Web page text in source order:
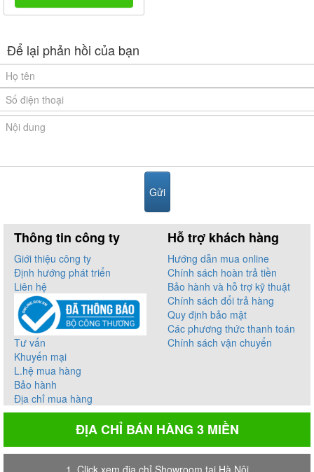
Để lại phản hồi của bạn
Thông tin công ty
Giới thiệu công ty
Định hướng phát triển
Liên hệ
Tư vấn
Khuyến mại
L.hệ mua hàng
Bảo hành
Địa chỉ mua hàng
Hỗ trợ khách hàng
Hướng dẫn mua online
Chính sách hoàn trả tiền
Bảo hành và hỗ trợ kỹ thuật
Chính sách đổi trả hàng
Quy định bảo mật
Các phương thức thanh toán
Chính sách vận chuyển
ĐỊA CHỈ BÁN HÀNG 3 MIỀN
1. Click xem địa chỉ Showroom tại Hà Nội